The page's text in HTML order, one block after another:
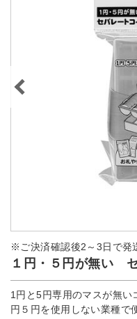
※ご決済確認後2～3日で発
１円・５円が無い
1円と5円専用のマスが無い
円５円を使用しない業種で